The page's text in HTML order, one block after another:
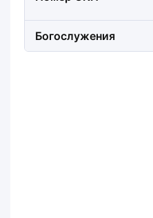
Богослужения